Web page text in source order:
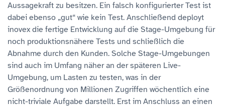
Aussagekraft zu besitzen. Ein falsch konfigurierter Test ist
dabei ebenso „gut“ wie kein Test. Anschließend deployt
inovex die fertige Entwicklung auf die Stage-Umgebung für
noch produktionsnähere Tests und schließlich die
Abnahme durch den Kunden. Solche Stage-Umgebungen
sind auch im Umfang näher an der späteren Live-
Umgebung, um Lasten zu testen, was in der
Größenordnung von Millionen Zugriffen wöchentlich eine
nicht-triviale Aufgabe darstellt. Erst im Anschluss an einen